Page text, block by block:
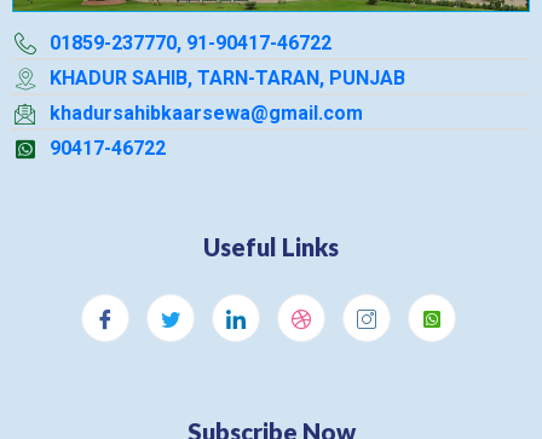
01859-237770, 91-90417-46722
KHADUR SAHIB, TARN-TARAN, PUNJAB
khadursahibkaarsewa@gmail.com
90417-46722
Useful Links
Subscribe Now